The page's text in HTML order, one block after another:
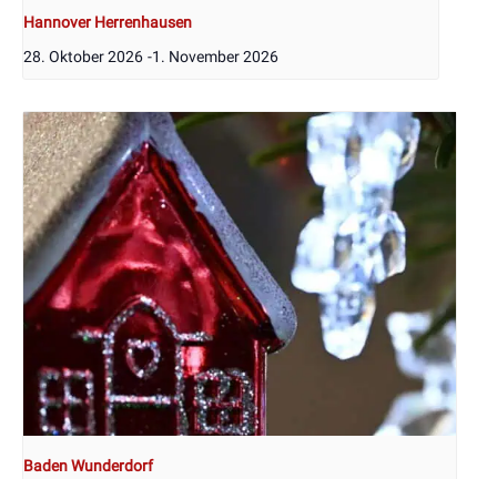
Hannover Herrenhausen
28. Oktober 2026 -1. November 2026
Baden Wunderdorf